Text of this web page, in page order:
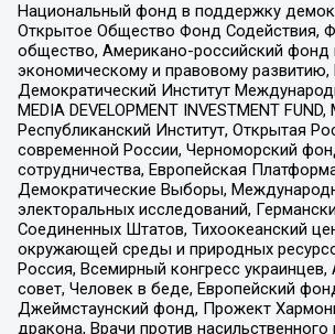
Национальный фонд в поддержку
Открытое Общество Фонд Содействия,
общество, Американо-российский фонд
экономическому и правовому
Демократический Институт
MEDIA DEVELOPMENT INVESTMENT
Республиканский Институт, Открытая
современной России, Черноморский
сотрудничества, Европейская
Демократические Выборы,
электоральных исследований,
Соединенных Штатов, Тихоокеанский
окружающей среды и природных
Россия, Всемирный конгресс украинцев,
совет, Человек в беде, Европейский
Джеймстаунский фонд, Прожект
дракона, Врачи против насильственного